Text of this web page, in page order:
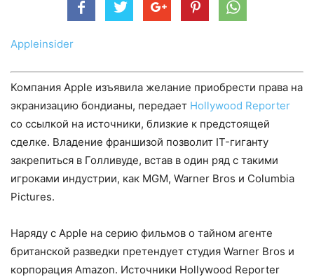
Appleinsider
Компания Apple изъявила желание приобрести права на
экранизацию бондианы, передает Hollywood Reporter
со ссылкой на источники, близкие к предстоящей
сделке. Владение франшизой позволит IT-гиганту
закрепиться в Голливуде, встав в один ряд с такими
игроками индустрии, как MGM, Warner Bros и Columbia
Pictures.
Наряду с Apple на серию фильмов о тайном агенте
британской разведки претендует студия Warner Bros и
корпорация Amazon. Источники Hollywood Reporter